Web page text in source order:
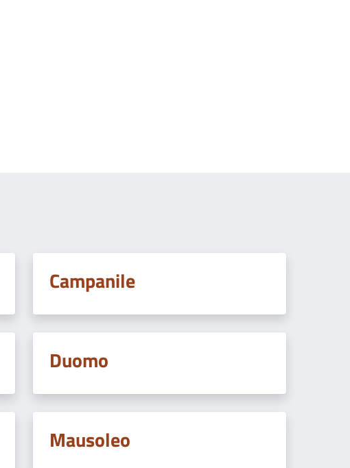
Campanile
Duomo
Mausoleo